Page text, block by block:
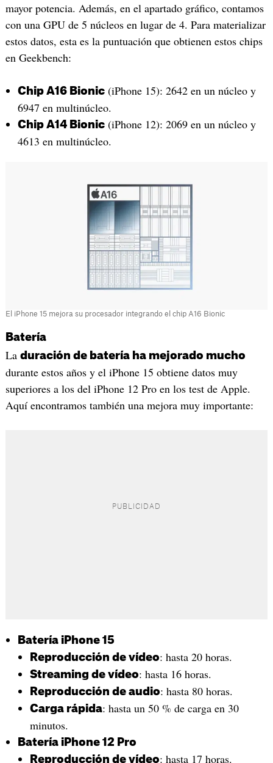
mayor potencia. Además, en el apartado gráfico, contamos
con una GPU de 5 núcleos en lugar de 4. Para materializar
estos datos, esta es la puntuación que obtienen estos chips
en Geekbench:
Chip A16 Bionic(iPhone 15): 2642 en un núcleo y
6947 en multinúcleo.
Chip A14 Bionic(iPhone 12): 2069 en un núcleo y
4613 en multinúcleo.
El iPhone 15 mejora su procesador integrando el chip A16 Bionic
Batería
La duración de batería ha mejorado mucho
durante estos años y el iPhone 15 obtiene datos muy
superiores a los del iPhone 12 Pro en los test de Apple.
Aquí encontramos también una mejora muy importante:
Batería iPhone 15
Reproducción de vídeo: hasta 20 horas.
Streaming de vídeo: hasta 16 horas.
Reproducción de audio: hasta 80 horas.
Carga rápida: hasta un 50 % de carga en 30
minutos.
Batería iPhone 12 Pro
Reproducción de vídeo: hasta 17 horas.